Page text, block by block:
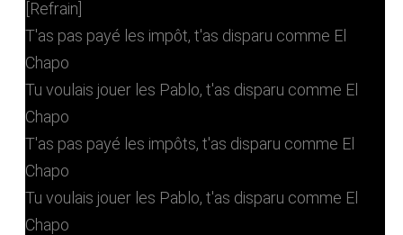
[Refrain]
T'as pas payé les impôt, t'as disparu comme El
Chapo
Tu voulais jouer les Pablo, t'as disparu comme El
Chapo
T'as pas payé les impôts, t'as disparu comme El
Chapo
Tu voulais jouer les Pablo, t'as disparu comme El
Chapo